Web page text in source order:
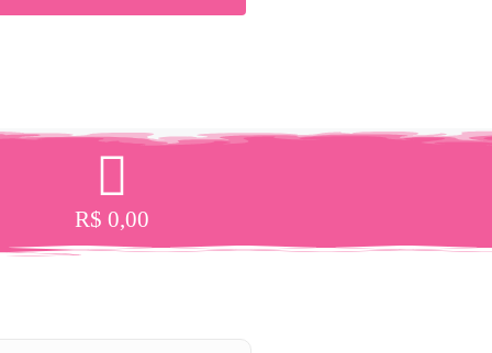
R$ 0,00